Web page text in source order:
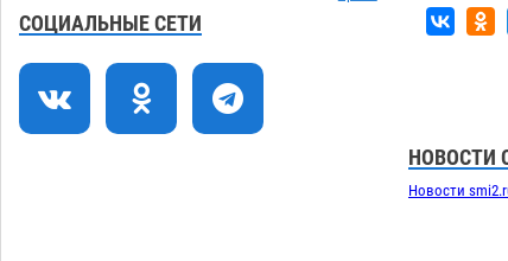
нагрузки
17:09
Астраханский котлован с мусором
угрожает плодородию Харабалинского
СОЦИАЛЬНЫЕ СЕТИ
НОВОСТИ
Новости